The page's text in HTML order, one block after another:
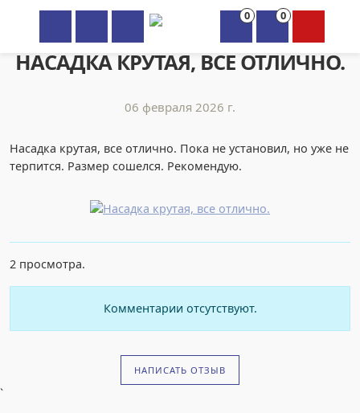
0 0
×
НАСАДКА КРУТАЯ, ВСЕ ОТЛИЧНО.
06 февраля 2026 г.
Насадка крутая, все отлично. Пока не установил, но уже не
терпится. Размер сошелся. Рекомендую.
2 просмотра.
Комментарии отсутствуют.
НАПИСАТЬ ОТЗЫВ
`